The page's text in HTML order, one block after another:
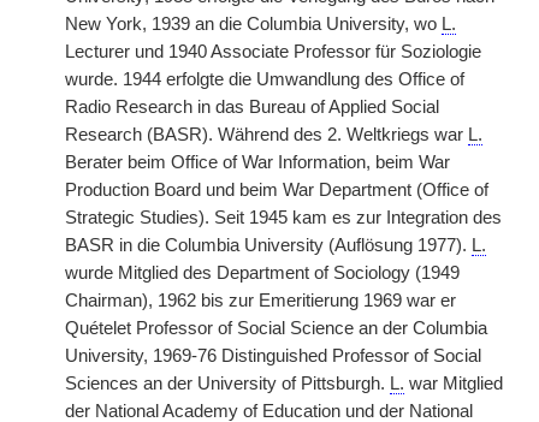
New York, 1939 an die Columbia University, wo L.
Lecturer und 1940 Associate Professor für Soziologie
wurde. 1944 erfolgte die Umwandlung des Office of
Radio Research in das Bureau of Applied Social
Research (BASR). Während des 2. Weltkriegs war L.
Berater beim Office of War Information, beim War
Production Board und beim War Department (Office of
Strategic Studies). Seit 1945 kam es zur Integration des
BASR in die Columbia University (Auflösung 1977). L.
wurde Mitglied des Department of Sociology (1949
Chairman), 1962 bis zur Emeritierung 1969 war er
Quételet Professor of Social Science an der Columbia
University, 1969-76 Distinguished Professor of Social
Sciences an der University of Pittsburgh. L. war Mitglied
der National Academy of Education und der National